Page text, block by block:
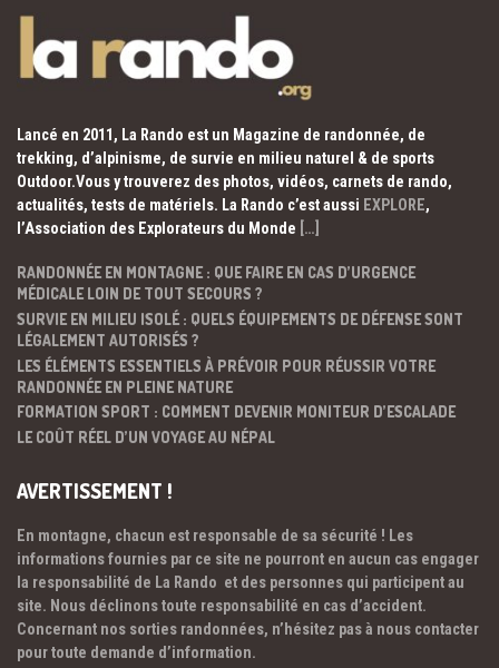
Lancé en 2011, La Rando est un Magazine de randonnée, de
trekking, d’alpinisme, de survie en milieu naturel & de sports
Outdoor.Vous y trouverez des photos, vidéos, carnets de rando,
actualités, tests de matériels. La Rando c’est aussi EXPLORE,
l’Association des Explorateurs du Monde […]
RANDONNÉE EN MONTAGNE : QUE FAIRE EN CAS D’URGENCE
MÉDICALE LOIN DE TOUT SECOURS ?
SURVIE EN MILIEU ISOLÉ : QUELS ÉQUIPEMENTS DE DÉFENSE SONT
LÉGALEMENT AUTORISÉS ?
LES ÉLÉMENTS ESSENTIELS À PRÉVOIR POUR RÉUSSIR VOTRE
RANDONNÉE EN PLEINE NATURE
FORMATION SPORT : COMMENT DEVENIR MONITEUR D’ESCALADE
LE COÛT RÉEL D’UN VOYAGE AU NÉPAL
AVERTISSEMENT !
En montagne, chacun est responsable de sa sécurité ! Les
informations fournies par ce site ne pourront en aucun cas engager
la responsabilité de La Rando et des personnes qui participent au
site. Nous déclinons toute responsabilité en cas d’accident.
Concernant nos sorties randonnées, n’hésitez pas à nous contacter
pour toute demande d’information.